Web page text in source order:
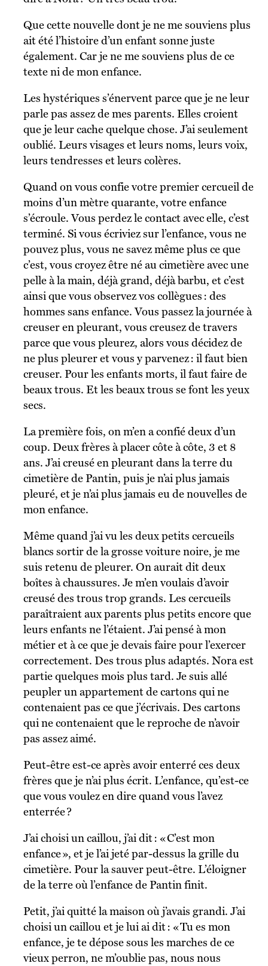
Que cette nouvelle dont je ne me souviens plus
ait été l’histoire d’un enfant sonne juste
également. Car je ne me souviens plus de ce
texte ni de mon enfance.
Les hystériques s’énervent parce que je ne leur
parle pas assez de mes parents. Elles croient
que je leur cache quelque chose. J’ai seulement
oublié. Leurs visages et leurs noms, leurs voix,
leurs tendresses et leurs colères.
Quand on vous confie votre premier cercueil de
moins d’un mètre quarante, votre enfance
s’écroule. Vous perdez le contact avec elle, c’est
terminé. Si vous écriviez sur l’enfance, vous ne
pouvez plus, vous ne savez même plus ce que
c’est, vous croyez être né au cimetière avec une
pelle à la main, déjà grand, déjà barbu, et c’est
ainsi que vous observez vos collègues : des
hommes sans enfance. Vous passez la journée à
creuser en pleurant, vous creusez de travers
parce que vous pleurez, alors vous décidez de
ne plus pleurer et vous y parvenez : il faut bien
creuser. Pour les enfants morts, il faut faire de
beaux trous. Et les beaux trous se font les yeux
secs.
La première fois, on m’en a confié deux d’un
coup. Deux frères à placer côte à côte, 3 et 8
ans. J’ai creusé en pleurant dans la terre du
cimetière de Pantin, puis je n’ai plus jamais
pleuré, et je n’ai plus jamais eu de nouvelles de
mon enfance.
Même quand j’ai vu les deux petits cercueils
blancs sortir de la grosse voiture noire, je me
suis retenu de pleurer. On aurait dit deux
boîtes à chaussures. Je m’en voulais d’avoir
creusé des trous trop grands. Les cercueils
paraîtraient aux parents plus petits encore que
leurs enfants ne l’étaient. J’ai pensé à mon
métier et à ce que je devais faire pour l’exercer
correctement. Des trous plus adaptés. Nora est
partie quelques mois plus tard. Je suis allé
peupler un appartement de cartons qui ne
contenaient pas ce que j’écrivais. Des cartons
qui ne contenaient que le reproche de n’avoir
pas assez aimé.
Peut-être est-ce après avoir enterré ces deux
frères que je n’ai plus écrit. L’enfance, qu’est-ce
que vous voulez en dire quand vous l’avez
enterrée ?
J’ai choisi un caillou, j’ai dit : « C’est mon
enfance », et je l’ai jeté par-dessus la grille du
cimetière. Pour la sauver peut-être. L’éloigner
de la terre où l’enfance de Pantin finit.
Petit, j’ai quitté la maison où j’avais grandi. J’ai
choisi un caillou et je lui ai dit : « Tu es mon
enfance, je te dépose sous les marches de ce
vieux perron, ne m’oublie pas, nous nous